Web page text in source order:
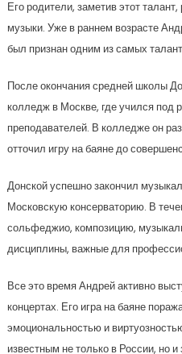
Его родители, заметив этот
музыки. Уже в раннем возрасте
был признан одним из самых
После окончания средней школы
колледж в Москве, где учился под
преподавателей. В колледже он
отточил игру на баяне до
Донской успешно закончил
Московскую консерваторию. В
сольфеджио, композицию,
дисциплины, важные для
Все это время Андрей активно
концертах. Его игра на баяне
эмоциональностью и
известным не только в России, но